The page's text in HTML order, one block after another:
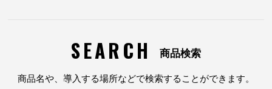
SEARCH 商品検索
商品名や、導入する場所などで検索することができます。